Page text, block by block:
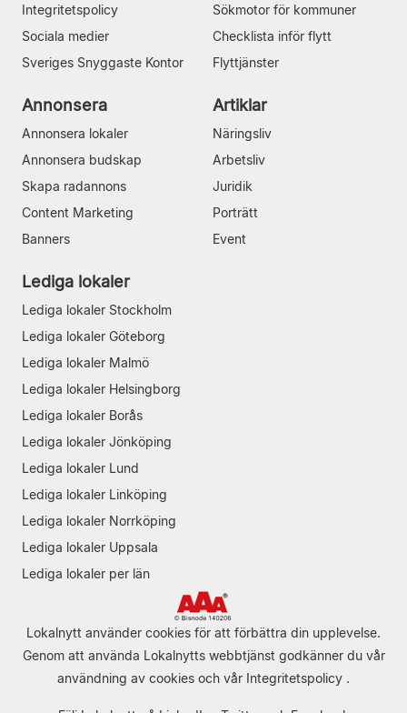
Integritetspolicy
Sociala medier
Sveriges Snyggaste Kontor
Sökmotor för kommuner
Checklista inför flytt
Flyttjänster
Annonsera
Annonsera lokaler
Annonsera budskap
Skapa radannons
Content Marketing
Banners
Artiklar
Näringsliv
Arbetsliv
Juridik
Porträtt
Event
Lediga lokaler
Lediga lokaler Stockholm
Lediga lokaler Göteborg
Lediga lokaler Malmö
Lediga lokaler Helsingborg
Lediga lokaler Borås
Lediga lokaler Jönköping
Lediga lokaler Lund
Lediga lokaler Linköping
Lediga lokaler Norrköping
Lediga lokaler Uppsala
Lediga lokaler per län
Lokalnytt använder cookies för att förbättra din upplevelse.
Genom att använda Lokalnytts webbtjänst godkänner du vår
användning av cookies och vår Integritetspolicy .